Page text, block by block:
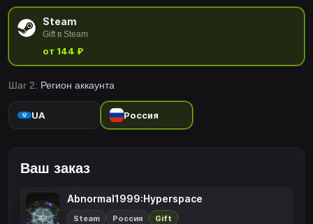
Steam
Gift в Steam
от 144 ₽
Шаг 2: Регион аккаунта
UA Россия
Ваш заказ
Abnormal1999:Hyperspace
Steam Россия Gift